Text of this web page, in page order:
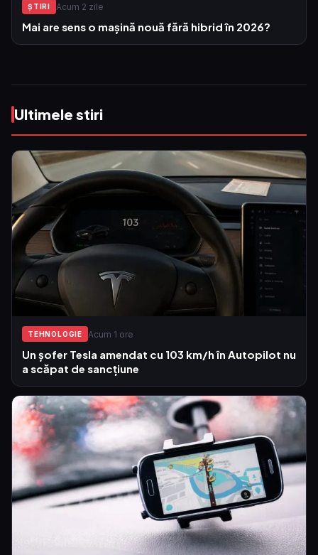
ŞTIRI Acum 2 zile
Mai are sens o mașină nouă fără hibrid în 2026?
Ultimele stiri
TEHNOLOGIE Acum 1 ore
Un șofer Tesla amendat cu 103 km/h în Autopilot nu
a scăpat de sancțiune